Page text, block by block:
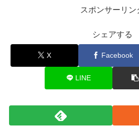
スポンサーリン
シェアする
X Facebook
LINE